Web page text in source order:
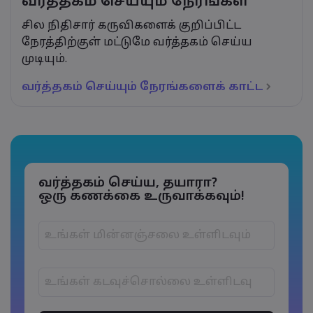
சில நிதிசார் கருவிகளைக் குறிப்பிட்ட
நேரத்திற்குள் மட்டுமே வர்த்தகம் செய்ய
முடியும்.
வர்த்தகம் செய்யும் நேரங்களைக் காட்ட
வர்த்தகம் செய்ய, தயாரா?
ஒரு கணக்கை உருவாக்கவும்!